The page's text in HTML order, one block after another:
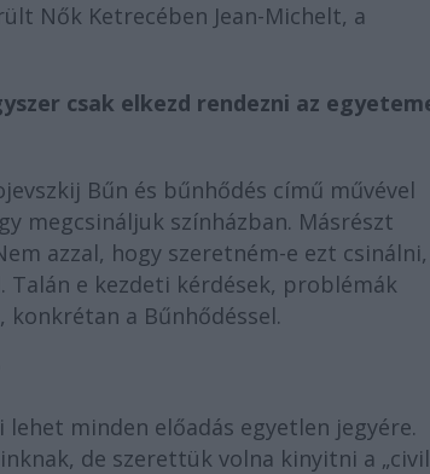
Nők Ketrecében Jean-Michelt, a
csak elkezd rendezni az
Bűn és bűnhődés című művével
megcsináljuk színházban. Másrészt
azzal, hogy szeretném-e ezt csinálni,
e kezdeti kérdések, problémák
a Bűnhődéssel.
minden előadás egyetlen jegyére.
de szerettük volna kinyitni a